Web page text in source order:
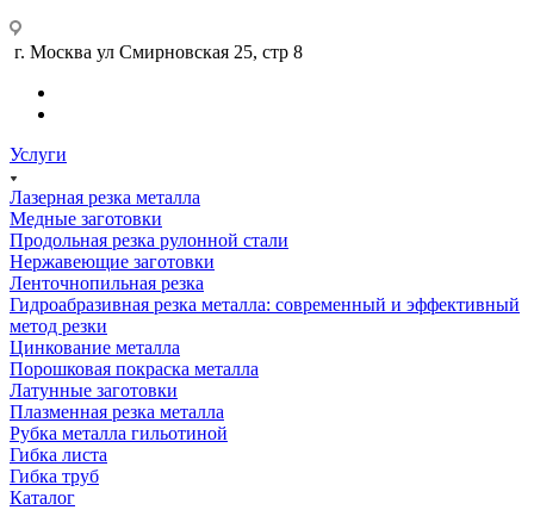
г. Москва ул Смирновская 25, стр 8
Услуги
Лазерная резка металла
Медные заготовки
Продольная резка рулонной стали
Нержавеющие заготовки
Ленточнопильная резка
Гидроабразивная резка металла: современный и эффективный
метод резки
Цинкование металла
Порошковая покраска металла
Латунные заготовки
Плазменная резка металла
Рубка металла гильотиной
Гибка листа
Гибка труб
Каталог